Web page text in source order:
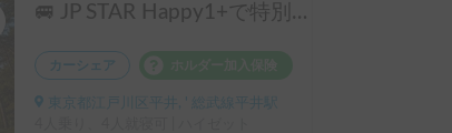
🚐 JP STAR Happy1+で特別な旅へ 🐕 愛犬と一緒に、夫婦旅・ソロキャン・音楽フェスを楽しもう♪
カーシェア
東京都江戸川区平井, ' 総武線平井駅